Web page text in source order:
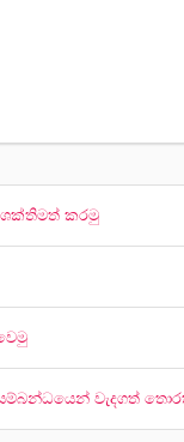
කරමු
වැදගත්